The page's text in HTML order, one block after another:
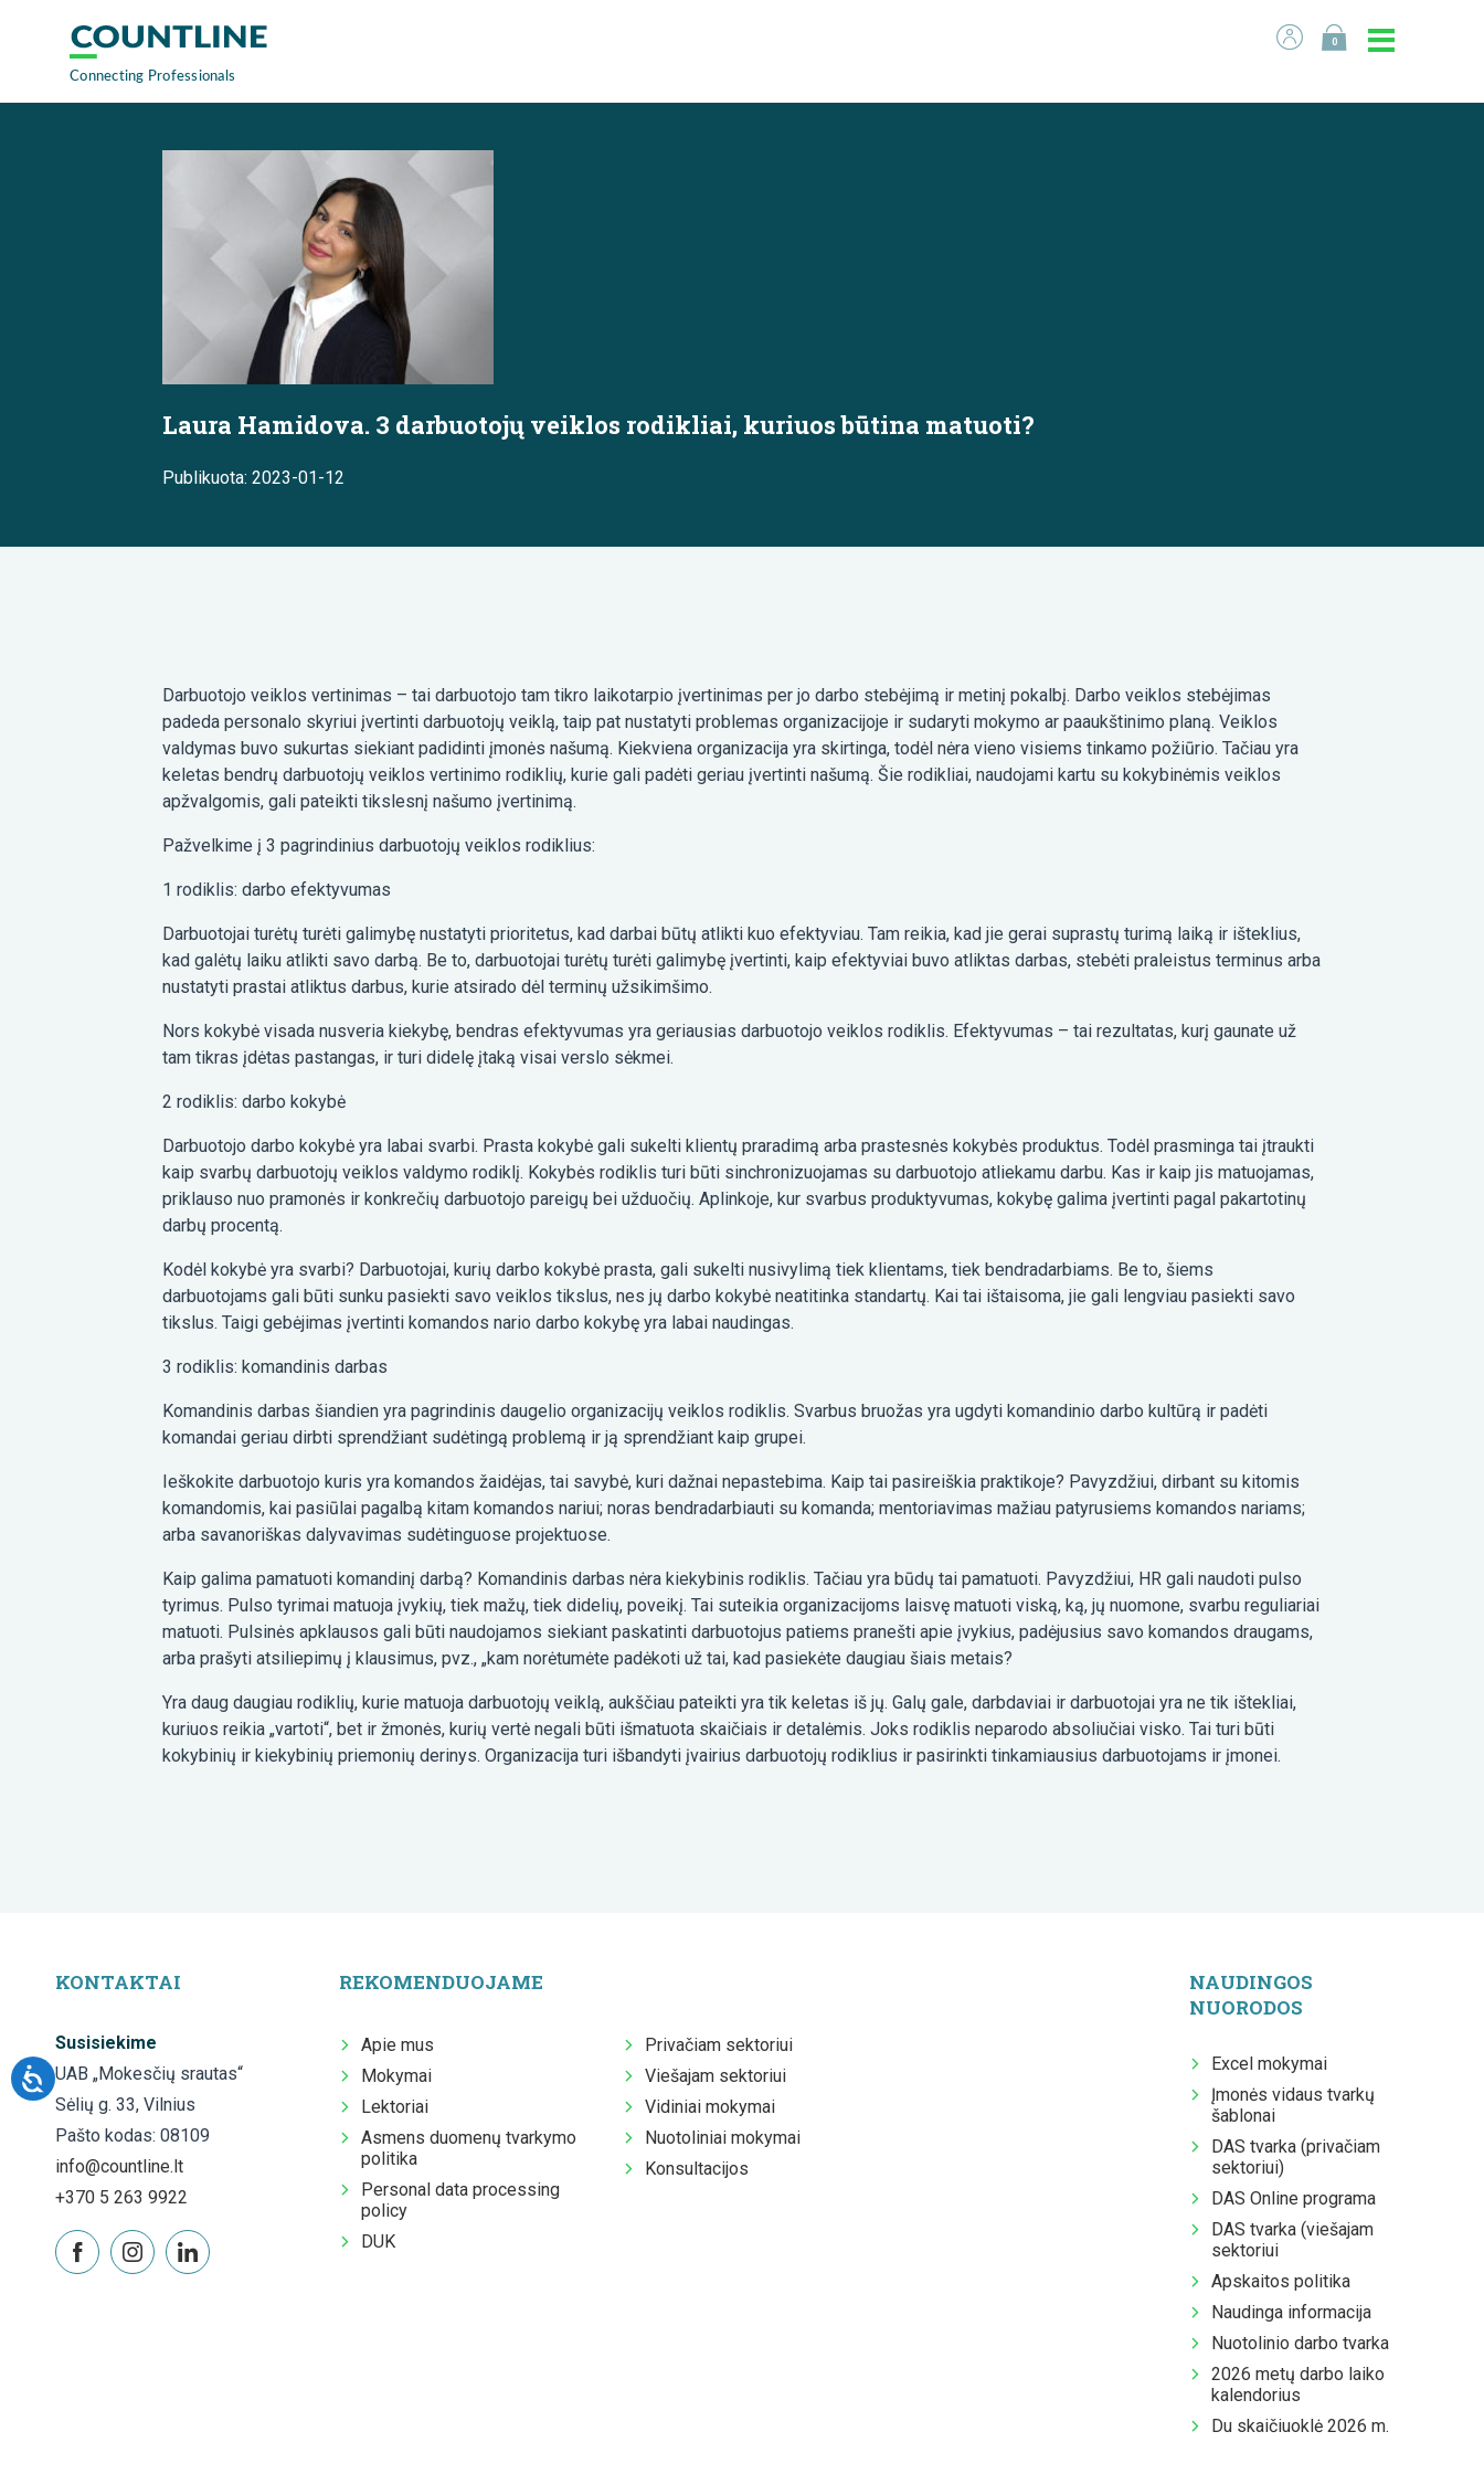
0
Laura Hamidova. 3 darbuotojų veiklos rodikliai, kuriuos būtina matuoti?
Publikuota: 2023-01-12
Darbuotojo veiklos vertinimas – tai darbuotojo tam tikro laikotarpio įvertinimas per jo darbo stebėjimą ir metinį pokalbį. Darbo veiklos stebėjimas
padeda personalo skyriui įvertinti darbuotojų veiklą, taip pat nustatyti problemas organizacijoje ir sudaryti mokymo ar paaukštinimo planą. Veiklos
valdymas buvo sukurtas siekiant padidinti įmonės našumą. Kiekviena organizacija yra skirtinga, todėl nėra vieno visiems tinkamo požiūrio. Tačiau yra
keletas bendrų darbuotojų veiklos vertinimo rodiklių, kurie gali padėti geriau įvertinti našumą. Šie rodikliai, naudojami kartu su kokybinėmis veiklos
apžvalgomis, gali pateikti tikslesnį našumo įvertinimą.
Pažvelkime į 3 pagrindinius darbuotojų veiklos rodiklius:
1 rodiklis: darbo efektyvumas
Darbuotojai turėtų turėti galimybę nustatyti prioritetus, kad darbai būtų atlikti kuo efektyviau. Tam reikia, kad jie gerai suprastų turimą laiką ir išteklius,
kad galėtų laiku atlikti savo darbą. Be to, darbuotojai turėtų turėti galimybę įvertinti, kaip efektyviai buvo atliktas darbas, stebėti praleistus terminus arba
nustatyti prastai atliktus darbus, kurie atsirado dėl terminų užsikimšimo.
Nors kokybė visada nusveria kiekybę, bendras efektyvumas yra geriausias darbuotojo veiklos rodiklis. Efektyvumas – tai rezultatas, kurį gaunate už
tam tikras įdėtas pastangas, ir turi didelę įtaką visai verslo sėkmei.
2 rodiklis: darbo kokybė
Darbuotojo darbo kokybė yra labai svarbi. Prasta kokybė gali sukelti klientų praradimą arba prastesnės kokybės produktus. Todėl prasminga tai įtraukti
kaip svarbų darbuotojų veiklos valdymo rodiklį. Kokybės rodiklis turi būti sinchronizuojamas su darbuotojo atliekamu darbu. Kas ir kaip jis matuojamas,
priklauso nuo pramonės ir konkrečių darbuotojo pareigų bei užduočių. Aplinkoje, kur svarbus produktyvumas, kokybę galima įvertinti pagal pakartotinų
darbų procentą.
Kodėl kokybė yra svarbi? Darbuotojai, kurių darbo kokybė prasta, gali sukelti nusivylimą tiek klientams, tiek bendradarbiams. Be to, šiems
darbuotojams gali būti sunku pasiekti savo veiklos tikslus, nes jų darbo kokybė neatitinka standartų. Kai tai ištaisoma, jie gali lengviau pasiekti savo
tikslus. Taigi gebėjimas įvertinti komandos nario darbo kokybę yra labai naudingas.
3 rodiklis: komandinis darbas
Komandinis darbas šiandien yra pagrindinis daugelio organizacijų veiklos rodiklis. Svarbus bruožas yra ugdyti komandinio darbo kultūrą ir padėti
komandai geriau dirbti sprendžiant sudėtingą problemą ir ją sprendžiant kaip grupei.
Ieškokite darbuotojo kuris yra komandos žaidėjas, tai savybė, kuri dažnai nepastebima. Kaip tai pasireiškia praktikoje? Pavyzdžiui, dirbant su kitomis
komandomis, kai pasiūlai pagalbą kitam komandos nariui; noras bendradarbiauti su komanda; mentoriavimas mažiau patyrusiems komandos nariams;
arba savanoriškas dalyvavimas sudėtinguose projektuose.
Kaip galima pamatuoti komandinį darbą? Komandinis darbas nėra kiekybinis rodiklis. Tačiau yra būdų tai pamatuoti. Pavyzdžiui, HR gali naudoti pulso
tyrimus. Pulso tyrimai matuoja įvykių, tiek mažų, tiek didelių, poveikį. Tai suteikia organizacijoms laisvę matuoti viską, ką, jų nuomone, svarbu reguliariai
matuoti. Pulsinės apklausos gali būti naudojamos siekiant paskatinti darbuotojus patiems pranešti apie įvykius, padėjusius savo komandos draugams,
arba prašyti atsiliepimų į klausimus, pvz., „kam norėtumėte padėkoti už tai, kad pasiekėte daugiau šiais metais?
Yra daug daugiau rodiklių, kurie matuoja darbuotojų veiklą, aukščiau pateikti yra tik keletas iš jų. Galų gale, darbdaviai ir darbuotojai yra ne tik ištekliai,
kuriuos reikia „vartoti“, bet ir žmonės, kurių vertė negali būti išmatuota skaičiais ir detalėmis. Joks rodiklis neparodo absoliučiai visko. Tai turi būti
kokybinių ir kiekybinių priemonių derinys. Organizacija turi išbandyti įvairius darbuotojų rodiklius ir pasirinkti tinkamiausius darbuotojams ir įmonei.
KONTAKTAI
Susisiekime
UAB „Mokesčių srautas“
Sėlių g. 33, Vilnius
Pašto kodas: 08109
info@countline.lt
+370 5 263 9922
REKOMENDUOJAME
Apie mus
Mokymai
Lektoriai
Asmens duomenų tvarkymo
politika
Personal data processing
policy
DUK
Privačiam sektoriui
Viešajam sektoriui
Vidiniai mokymai
Nuotoliniai mokymai
Konsultacijos
NAUDINGOS
NUORODOS
Excel mokymai
Įmonės vidaus tvarkų
šablonai
DAS tvarka (privačiam
sektoriui)
DAS Online programa
DAS tvarka (viešajam
sektoriui
Apskaitos politika
Naudinga informacija
Nuotolinio darbo tvarka
2026 metų darbo laiko
kalendorius
Du skaičiuoklė 2026 m.